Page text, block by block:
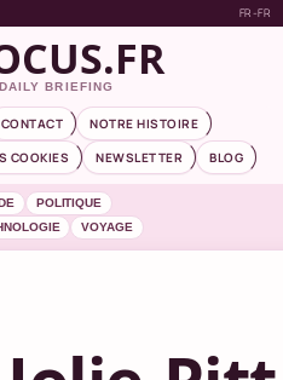
FR-FR
BRIEFING
CONTACT
NOTRE HISTOIRE
COOKIES NEWSLETTER BLOG
POLITIQUE
VOYAGE